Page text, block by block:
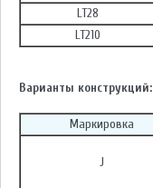
LT28
LT210
Варианты конструкций:
Маркировка
J